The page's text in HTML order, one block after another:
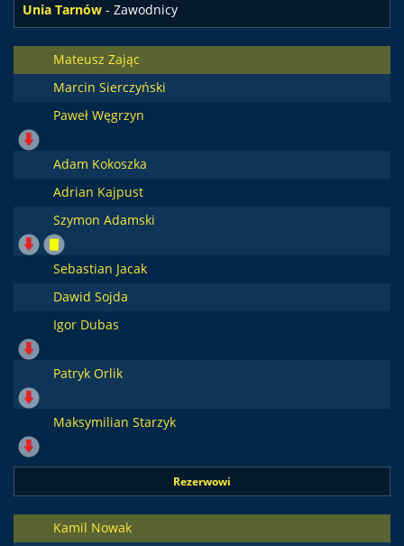
Unia Tarnów - Zawodnicy
Mateusz Zając
Marcin Sierczyński
Paweł Węgrzyn
Adam Kokoszka
Adrian Kajpust
Szymon Adamski
Sebastian Jacak
Dawid Sojda
Igor Dubas
Patryk Orlik
Maksymilian Starzyk
Rezerwowi
Kamil Nowak